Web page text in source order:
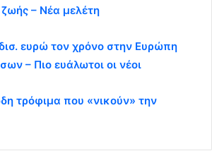
ζωής – Νέα μελέτη
ευρώ τον χρόνο στην Ευρώπη
– Πιο ευάλωτοι οι νέοι
τρόφιμα που «νικούν» την